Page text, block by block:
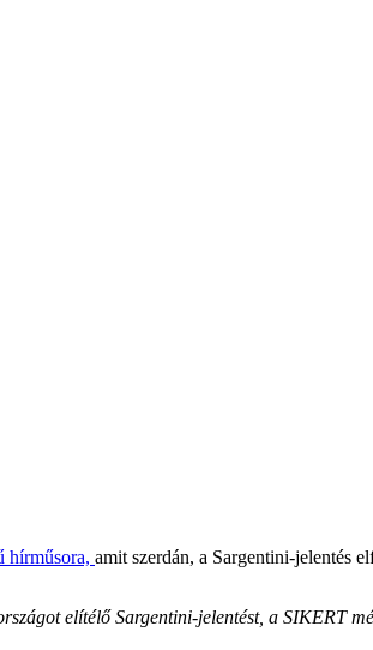
hírműsora, amit szerdán, a Sargentini-jelentés
elítélő Sargentini-jelentést, a SIKERT